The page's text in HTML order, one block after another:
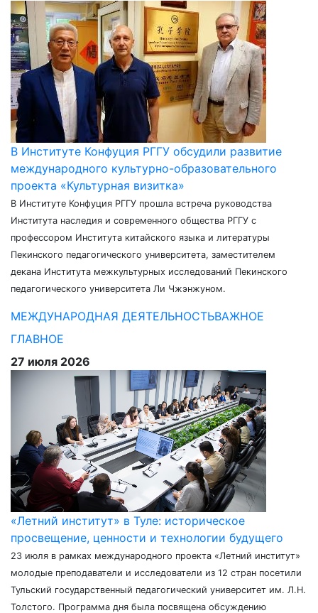
В Институте Конфуция РГГУ обсудили развитие
международного культурно-образовательного
проекта «Культурная визитка»
В Институте Конфуция РГГУ прошла встреча руководства
Института наследия и современного общества РГГУ с
профессором Института китайского языка и литературы
Пекинского педагогического университета, заместителем
декана Института межкультурных исследований Пекинского
педагогического университета Ли Чжэнжуном.
МЕЖДУНАРОДНАЯ ДЕЯТЕЛЬНОСТЬВАЖНОЕ
ГЛАВНОЕ
27 июля 2026
«Летний институт» в Туле: историческое
просвещение, ценности и технологии будущего
23 июля в рамках международного проекта «Летний институт»
молодые преподаватели и исследователи из 12 стран посетили
Тульский государственный педагогический университет им. Л.Н.
Толстого. Программа дня была посвящена обсуждению